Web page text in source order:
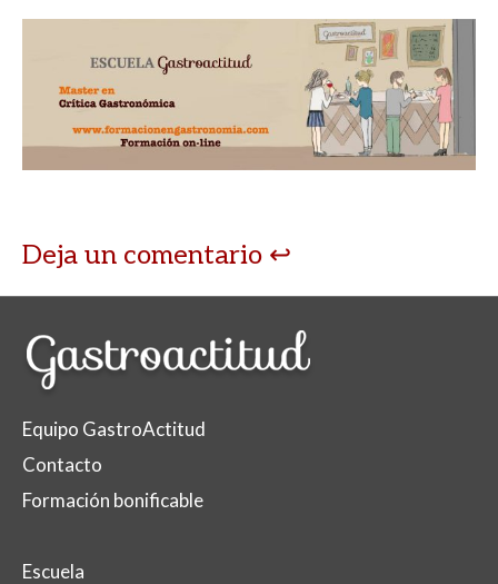
Deja un comentario
Equipo GastroActitud
Contacto
Formación bonificable
Escuela